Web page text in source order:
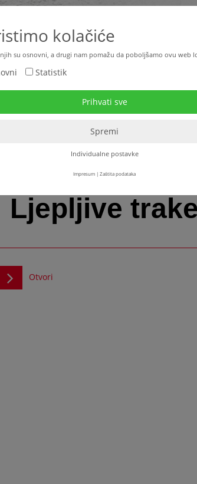
Ljepljive trake
Otvori
kolačiće
su osnovni, a drugi nam pomažu da poboljšamo ovu web
Statistik
Individualne postavke
Impresum | Zaštita podataka